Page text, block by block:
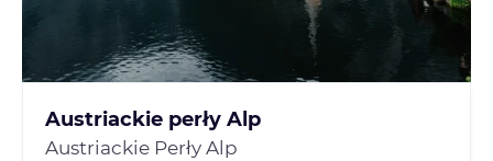
Austriackie perły Alp
Austriackie Perły Alp